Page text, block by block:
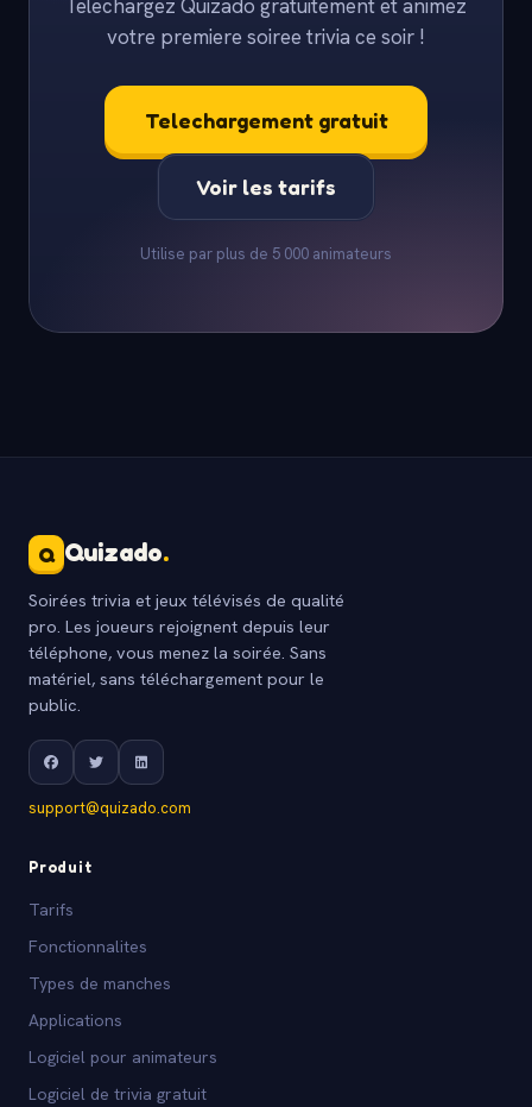
Telechargez Quizado gratuitement et animez
votre premiere soiree trivia ce soir !
Telechargement gratuit
Voir les tarifs
Utilise par plus de 5 000 animateurs
Q Quizado.
Soirées trivia et jeux télévisés de qualité
pro. Les joueurs rejoignent depuis leur
téléphone, vous menez la soirée. Sans
matériel, sans téléchargement pour le
public.
support@quizado.com
Produit
Tarifs
Fonctionnalites
Types de manches
Applications
Logiciel pour animateurs
Logiciel de trivia gratuit